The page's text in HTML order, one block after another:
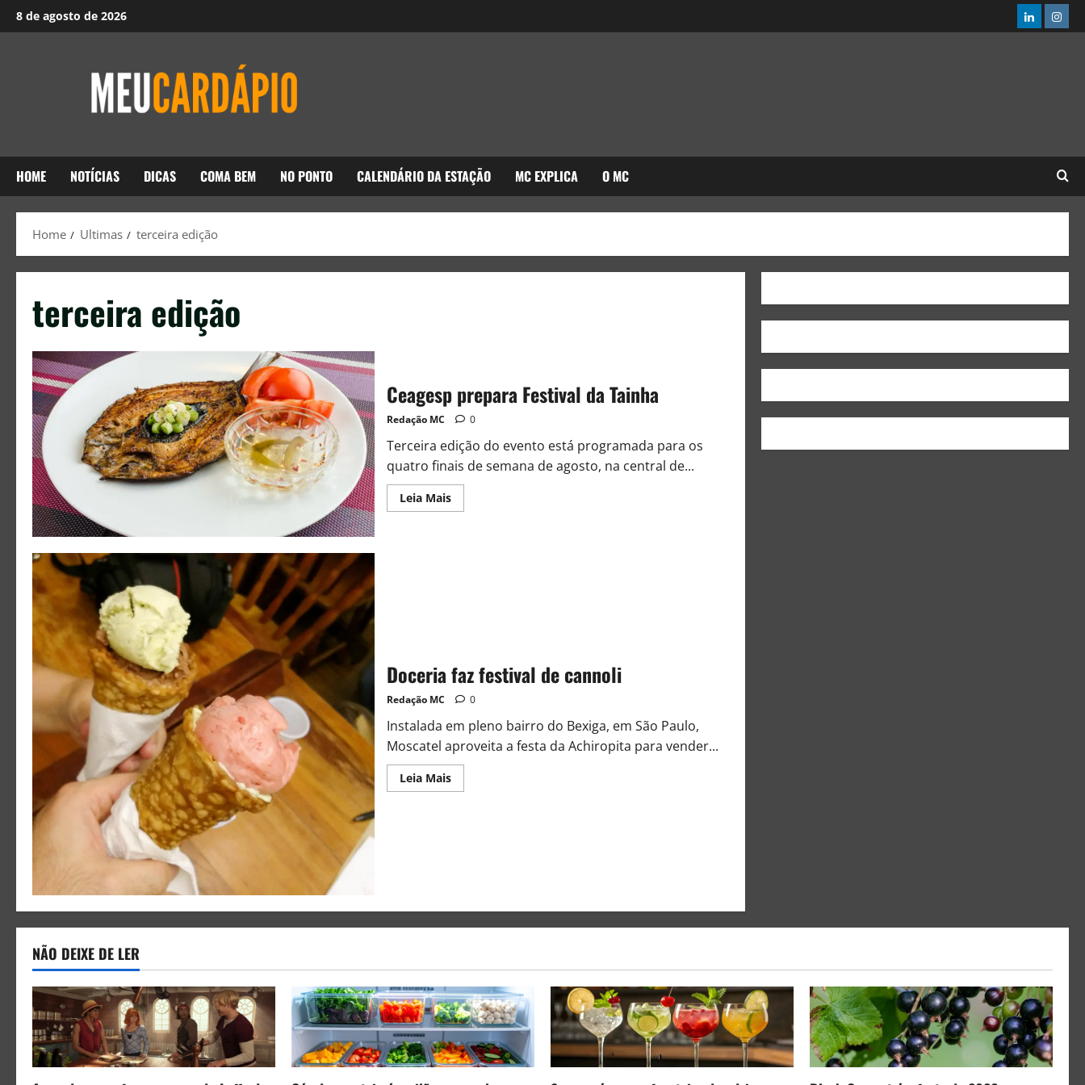
8 de agosto de 2026
HOME NOTÍCIAS DICAS COMA BEM NO PONTO CALENDÁRIO DA ESTAÇÃO MC EXPLICA O MC
Home Ultimas terceira edição
terceira edição
Ceagesp prepara Festival da Tainha
Redação MC 0
Terceira edição do evento está programada para os
quatro finais de semana de agosto, na central de...
Leia Mais
Doceria faz festival de cannoli
Redação MC 0
Instalada em pleno bairro do Bexiga, em São Paulo,
Moscatel aproveita a festa da Achiropita para vender...
Leia Mais
NÃO DEIXE DE LER